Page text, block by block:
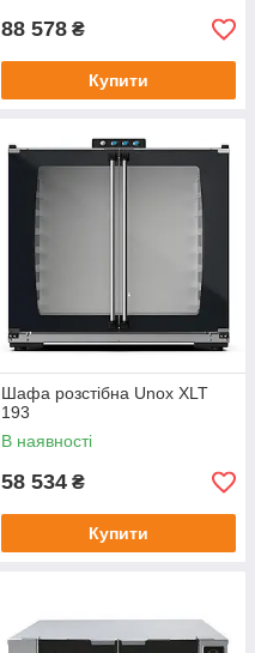
88 578 ₴
Купити
Шафа розстібна Unox XLT
193
В наявності
58 534 ₴
Купити